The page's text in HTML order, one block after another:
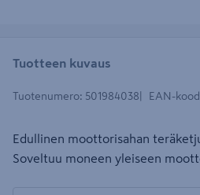
Tuotteen kuvaus
Tuotenumero: 501984038 EAN-
Edullinen moottorisahan
Soveltuu moneen yleiseen